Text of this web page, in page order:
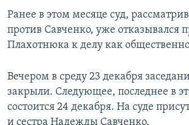
Ранее в этом месяце суд,
против Савченко, уже отказывался
Плахотнюка к делу как
Вечером в среду 23 декабря
закрыли. Следующее, последнее в
состоится 24 декабря. На суде
и сестра Надежды Савченко.